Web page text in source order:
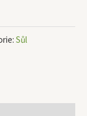
Sůl